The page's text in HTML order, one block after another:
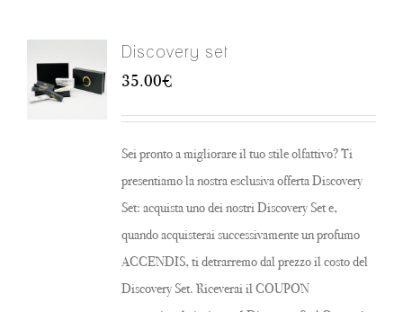
Discovery set
35.00€
Sei pronto a migliorare il tuo stile olfattivo? Ti
presentiamo la nostra esclusiva offerta Discovery
Set: acquista uno dei nostri Discovery Set e,
quando acquisterai successivamente un profumo
ACCENDIS, ti detrarremo dal prezzo il costo del
Discovery Set. Riceverai il COUPON